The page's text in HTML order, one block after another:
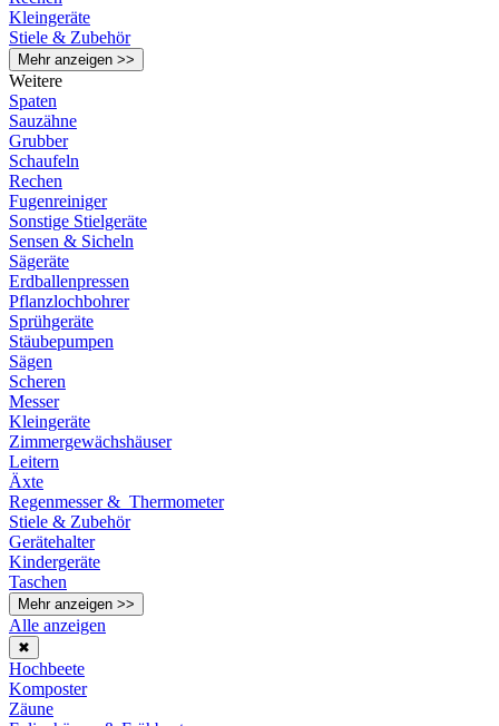
Kleingeräte
Stiele & Zubehör
Mehr anzeigen >>
Weitere
Spaten
Sauzähne
Grubber
Schaufeln
Rechen
Fugenreiniger
Sonstige Stielgeräte
Sensen & Sicheln
Sägeräte
Erdballenpressen
Pflanzlochbohrer
Sprühgeräte
Stäubepumpen
Sägen
Scheren
Messer
Kleingeräte
Zimmergewächshäuser
Leitern
Äxte
Regenmesser & Thermometer
Stiele & Zubehör
Gerätehalter
Kindergeräte
Taschen
Mehr anzeigen >>
Alle anzeigen
✖
Hochbeete
Komposter
Zäune